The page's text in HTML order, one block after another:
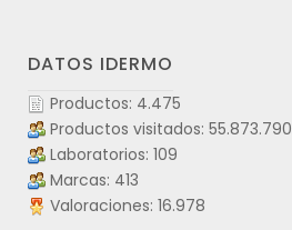
DATOS IDERMO
Productos: 4.475
Productos visitados: 55.873.790
Laboratorios: 109
Marcas: 413
Valoraciones: 16.978